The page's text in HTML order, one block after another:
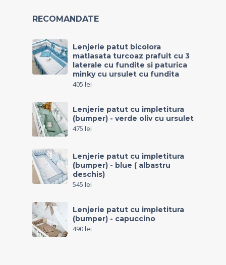
RECOMANDATE
Lenjerie patut bicolora
matlasata turcoaz prafuit cu 3
laterale cu fundite si paturica
minky cu ursulet cu fundita
405 lei
Lenjerie patut cu impletitura
(bumper) - verde oliv cu ursulet
475 lei
Lenjerie patut cu impletitura
(bumper) - blue ( albastru
deschis)
545 lei
Lenjerie patut cu impletitura
(bumper) - capuccino
490lei